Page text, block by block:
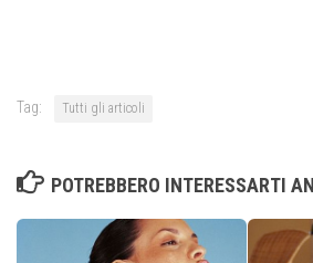
Tag: Tutti gli articoli
POTREBBERO INTERESSARTI